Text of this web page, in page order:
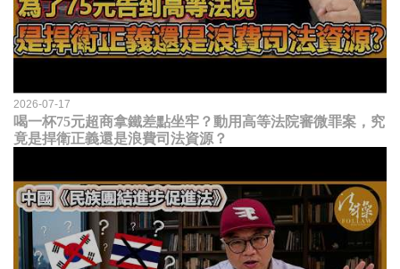
2026-07-17
喝一杯75元超商拿鐵差點坐牢？動用高等法院審微罪案，究
竟是捍衛正義還是浪費司法資源？